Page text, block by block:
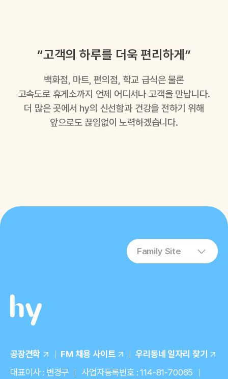
“고객의 하루를 더욱 편리하게”
백화점, 마트, 편의점, 학교 급식은 물론
고속도로 휴게소까지 언제 어디서나 고객을 만납니다.
더 많은 곳에서 hy의 신선함과 건강을 전하기 위해
앞으로도 끊임없이 노력하겠습니다.
Family Site
공장견학 FM 채용 사이트
우리동네 일자리 찾기
대표이사 : 변경구
사업자등록번호 : 114-81-70065